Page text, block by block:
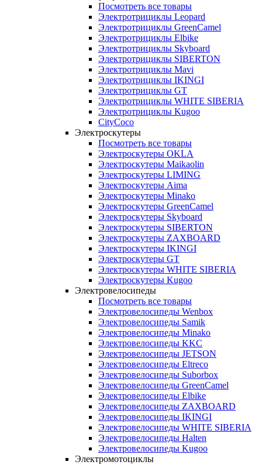
Посмотреть все товары
Электротрициклы Leopard
Электротрициклы GreenCamel
Электротрициклы Elbike
Электротрициклы Skyboard
Электротрициклы SIBERTON
Электротрициклы Mavi
Электротрициклы IKINGI
Электротрициклы GT
Электротрициклы WHITE SIBERIA
Электротрициклы Kugoo
CityCoco
Электроскутеры
Посмотреть все товары
Электроскутеры OKLA
Электроскутеры Maikaolin
Электроскутеры LIMING
Электроскутеры Aima
Электроскутеры Minako
Электроскутеры GreenCamel
Электроскутеры Skyboard
Электроскутеры SIBERTON
Электроскутеры ZAXBOARD
Электроскутеры IKINGI
Электроскутеры GT
Электроскутеры WHITE SIBERIA
Электроскутеры Kugoo
Электровелосипеды
Посмотреть все товары
Электровелосипеды Wenbox
Электровелосипеды Samik
Электровелосипеды Minako
Электровелосипеды KKC
Электровелосипеды JETSON
Электровелосипеды Eltreco
Электровелосипеды Suborbox
Электровелосипеды GreenCamel
Электровелосипеды Elbike
Электровелосипеды ZAXBOARD
Электровелосипеды IKINGI
Электровелосипеды WHITE SIBERIA
Электровелосипеды Halten
Электровелосипеды Kugoo
Электромотоциклы